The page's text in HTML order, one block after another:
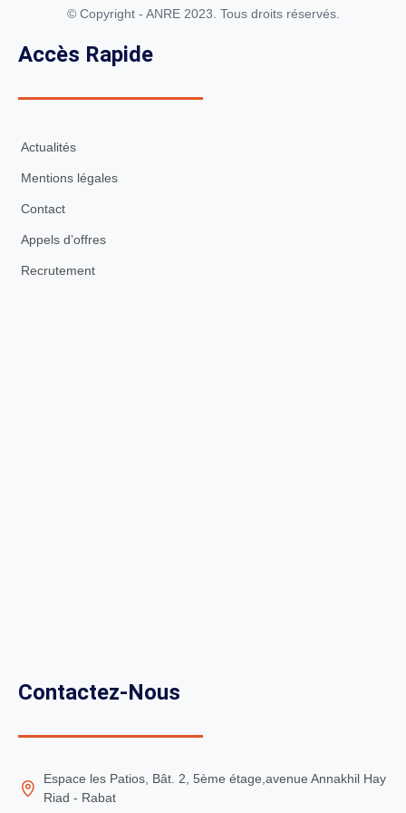
© Copyright - ANRE 2023. Tous droits réservés.
Accès Rapide
Actualités
Mentions légales
Contact
Appels d’offres
Recrutement
Contactez-Nous
Espace les Patios, Bât. 2, 5ème étage,avenue Annakhil Hay
Riad - Rabat